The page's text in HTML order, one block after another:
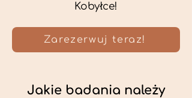
Kobyłce!
Zarezerwuj teraz!
Jakie badania należy